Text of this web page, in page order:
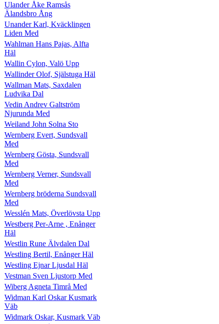
Ulander Åke Ramsås
Älandsbro Ång
Unander Karl, Kväcklingen
Liden Med
Wahlman Hans Pajas, Alfta
Häl
Wallin Cylon, Valö Upp
Wallinder Olof, Själstuga Häl
Wallman Mats, Saxdalen
Ludvika Dal
Vedin Andrev Galtström
Njurunda Med
Weiland John Solna Sto
Wernberg Evert, Sundsvall
Med
Wernberg Gösta, Sundsvall
Med
Wernberg Verner, Sundsvall
Med
Wernberg bröderna Sundsvall
Med
Wesslén Mats, Överlövsta Upp
Westberg Per-Arne , Enånger
Häl
Westlin Rune Älvdalen Dal
Westling Bertil, Enånger Häl
Westling Ejnar Ljusdal Häl
Vestman Sven Ljustorp Med
Wiberg Agneta Timrå Med
Widman Karl Oskar Kusmark
Väb
Widmark Oskar, Kusmark Väb